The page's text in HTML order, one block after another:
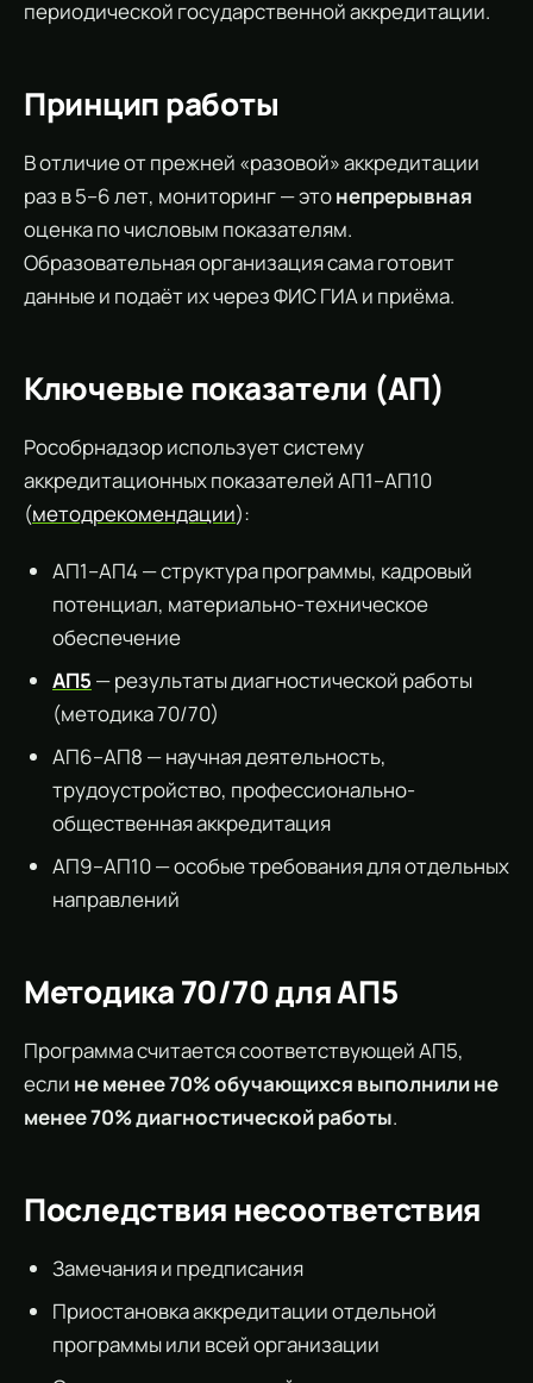
периодической государственной аккредитации.
Принцип работы
В отличие от прежней «разовой» аккредитации
раз в 5–6 лет, мониторинг — этонепрерывная
оценка по числовым показателям.
Образовательная организация сама готовит
данные и подаёт их через ФИС ГИА и приёма.
Ключевые показатели (АП)
Рособрнадзор использует систему
аккредитационных показателей АП1–АП10
(методрекомендации):
АП1–АП4 — структура программы, кадровый
потенциал, материально-техническое
обеспечение
АП5 — результаты диагностической работы
(методика 70/70)
АП6–АП8 — научная деятельность,
трудоустройство, профессионально-
общественная аккредитация
АП9–АП10 — особые требования для отдельных
направлений
Методика 70/70 для АП5
Программа считается соответствующей АП5,
если не менее 70% обучающихся выполнили не
менее 70% диагностической работы.
Последствия несоответствия
Замечания и предписания
Приостановка аккредитации отдельной
программы или всей организации